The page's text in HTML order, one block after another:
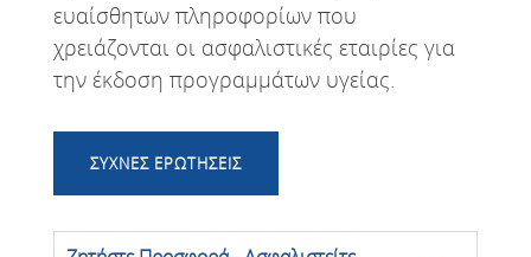
ευαίσθητων πληροφορίων που
χρειάζονται οι ασφαλιστικές εταιρίες για
την έκδοση προγραμμάτων υγείας.
ΣΥΧΝΕΣ ΕΡΩΤΗΣΕΙΣ